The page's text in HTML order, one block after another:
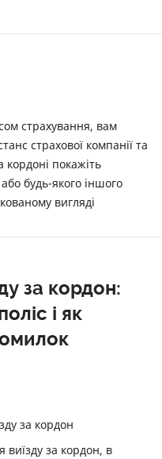
страхування, вам
страхової компанії та
покажіть
будь-якого іншого
вигляді
за кордон:
і як
за кордон
виїзду за кордон, в